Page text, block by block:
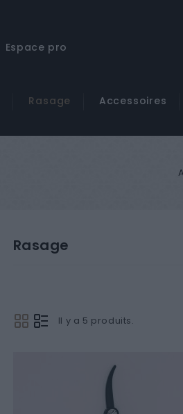
Espace pro
Rasage Accessoires
Rasage
Il y a 5 produits.